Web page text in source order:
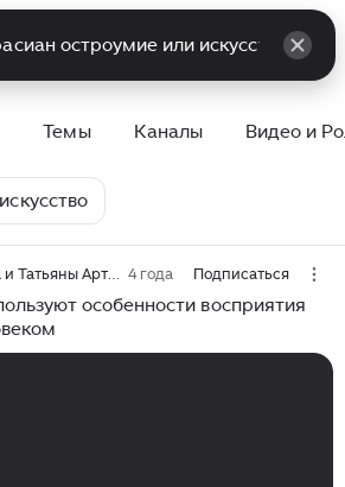
Темы Каналы Видео и
Арт- блог Даниила и Татьяны Артюховых 4 года Подписаться
особенности восприятия